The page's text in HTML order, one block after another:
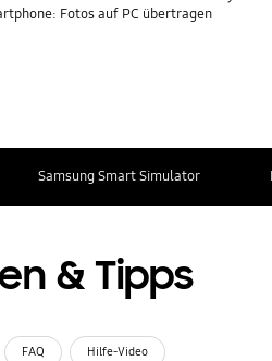
Fotos auf PC übertragen
Samsung Smart Simulator
& Tipps
FAQ Hilfe-Video